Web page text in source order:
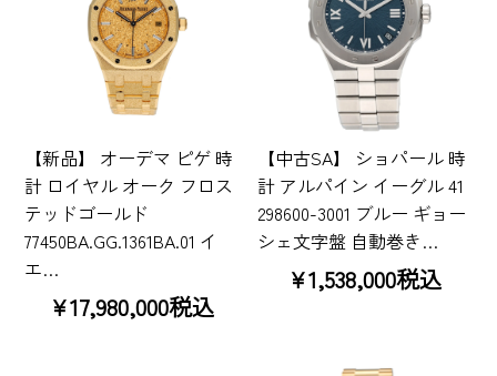
【新品】 オーデマ ピゲ 時
計 ロイヤル オーク フロス
テッドゴールド
77450BA.GG.1361BA.01 イ
エ…
¥17,980,000税込
【中古SA】 ショパール 時
計 アルパイン イーグル 41
298600-3001 ブルー ギョー
シェ文字盤 自動巻き…
¥1,538,000税込